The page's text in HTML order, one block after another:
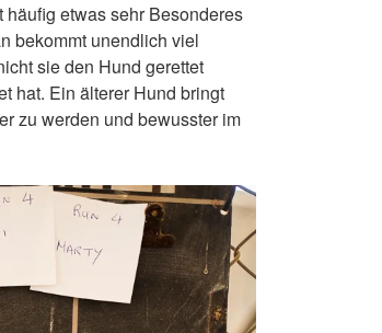
etwas sehr Besonderes
bekommt unendlich viel
sie den Hund gerettet
hat. Ein älterer Hund bringt
zu werden und bewusster im